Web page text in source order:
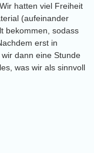
hatten viel Freiheit
(aufeinander
bekommen, sodass
erst in
dann eine Stunde
was wir als sinnvoll